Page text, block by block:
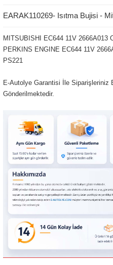
EARAK110269- Isıtma Bujisi -
MITSUBISHI EC644 11V 2666A013
PERKINS ENGINE EC644 11V
PS221
E-Autolye Garantisi İle Siparişleriniz
Gönderilmektedir.